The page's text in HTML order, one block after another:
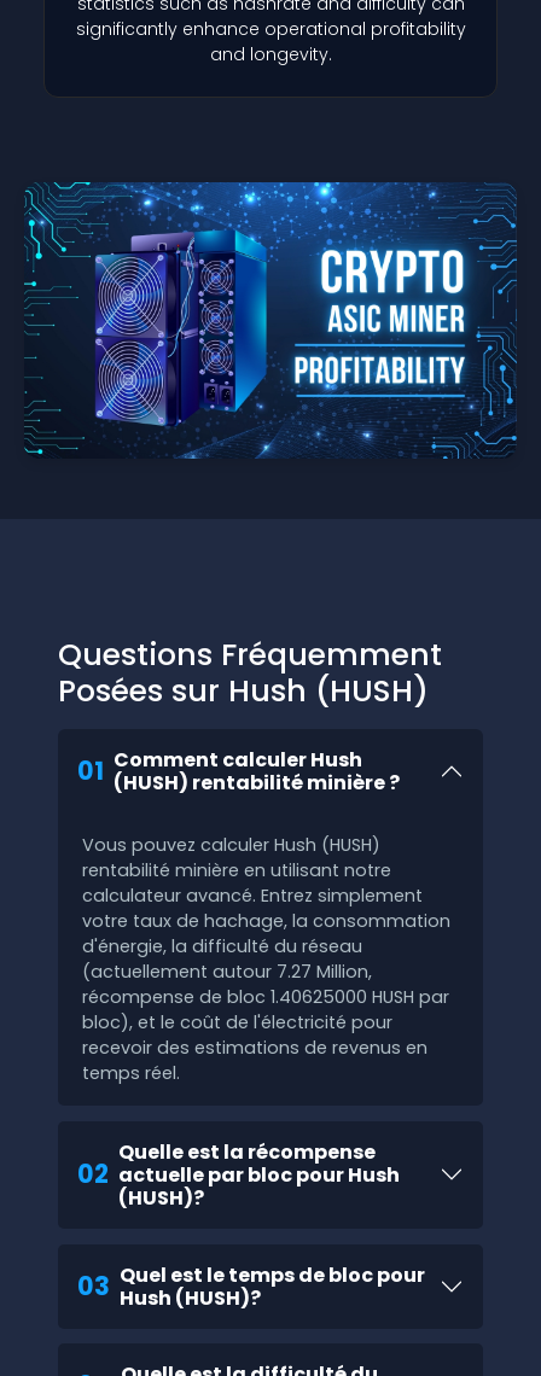
significantly enhance operational profitability
and longevity.
Questions Fréquemment
Posées sur Hush (HUSH)
01 Comment calculer Hush
(HUSH) rentabilité minière ?
Vous pouvez calculer Hush (HUSH)
rentabilité minière en utilisant notre
calculateur avancé. Entrez simplement
votre taux de hachage, la consommation
d'énergie, la difficulté du réseau
(actuellement autour 7.27 Million,
récompense de bloc 1.40625000 HUSH par
bloc), et le coût de l'électricité pour
recevoir des estimations de revenus en
temps réel.
02
Quelle est la récompense
actuelle par bloc pour Hush
(HUSH)?
03 Quel est le temps de bloc pour
Hush (HUSH)?